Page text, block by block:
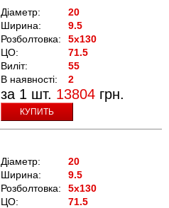
Діаметр:
20
Ширина:
9.5
Розболтовка:
5x130
ЦО:
71.5
Виліт:
55
В наявності:
2
за 1 шт. 13804 грн.
КУПИТЬ
Діаметр:
20
Ширина:
9.5
Розболтовка:
5x130
ЦО:
71.5